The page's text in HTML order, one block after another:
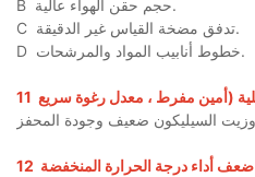
B
حجم حقن الهواء عالية.
C
تدفق مضخة القياس غير الدقيقة.
D
خطوط أنابيب المواد والمرشحات.
11
12 ضعف أداء درجة الحرارة المنخفضة